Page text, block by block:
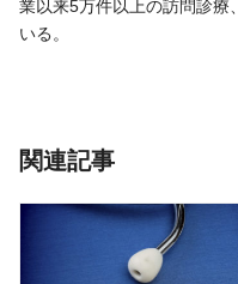
業以来5万件以上の訪問診療
いる。
関連記事